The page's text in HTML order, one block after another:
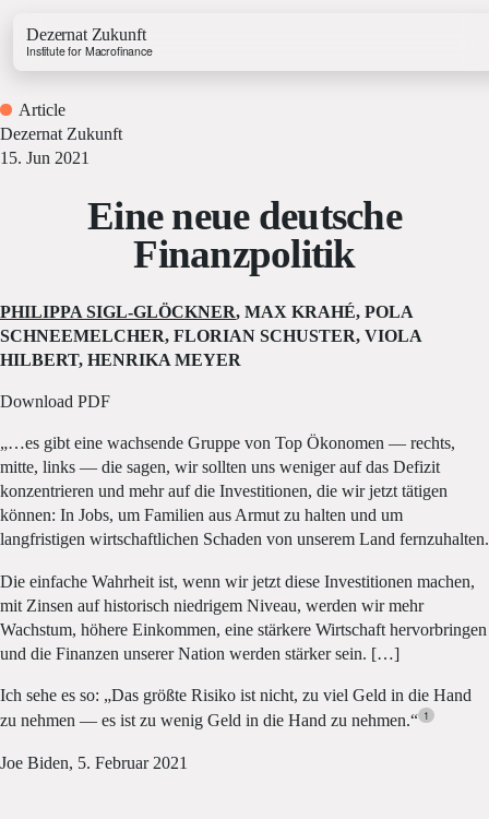
Dezernat Zukunft
Institute for Macrofinance
Growth & Budget Lab
Energy Lab
Price Lab
Article
Dezernat Zukunft
15. Jun 2021
Eine neue deutsche
Finanzpolitik
PHILIPPA SIGL-GLÖCKNER, MAX KRAHÉ, POLA
SCHNEEMELCHER, FLORIAN SCHUSTER, VIOLA
HILBERT, HENRIKA MEYER
Download PDF
„…es gibt eine wachsende Gruppe von Top Ökonomen — rechts,
mitte, links — die sagen, wir sollten uns weniger auf das Defizit
konzentrieren und mehr auf die Investitionen, die wir jetzt tätigen
können: In Jobs, um Familien aus Armut zu halten und um
langfristigen wirtschaftlichen Schaden von unserem Land fernzuhalten.
Die einfache Wahrheit ist, wenn wir jetzt diese Investitionen machen,
mit Zinsen auf historisch niedrigem Niveau, werden wir mehr
Wachstum, höhere Einkommen, eine stärkere Wirtschaft hervorbringen
und die Finanzen unserer Nation werden stärker sein. […]
Ich sehe es so: „Das größte Risiko ist nicht, zu viel Geld in die Hand
zu nehmen — es ist zu wenig Geld in die Hand zu nehmen.“ 1
Joe Biden, 5. Februar 2021